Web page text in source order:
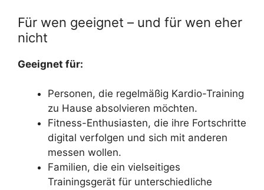
Für wen geeignet – und für wen eher
nicht
Geeignet für:
Personen, die regelmäßig Kardio-Training
zu Hause absolvieren möchten.
Fitness-Enthusiasten, die ihre Fortschritte
digital verfolgen und sich mit anderen
messen wollen.
Familien, die ein vielseitiges
Trainingsgerät für unterschiedliche